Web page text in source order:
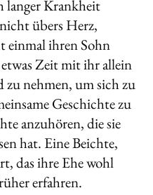
langer Krankheit
übers Herz,
einmal ihren Sohn
Zeit mit ihr allein
nehmen, um sich zu
Geschichte zu
anzuhören, die sie
hat. Eine Beichte,
das ihre Ehe wohl
erfahren.